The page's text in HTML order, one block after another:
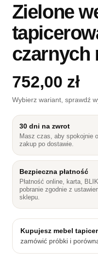
Zielone
czarnych
752,00 zł
Wybierz wariant, sprawdź
30 dni na zwrot
Masz czas, aby spokojnie
zakup po dostawie.
Bezpieczna płatność
Płatność online, karta,
pobranie zgodnie z
sklepu.
Kupujesz mebel
zamówić próbki i